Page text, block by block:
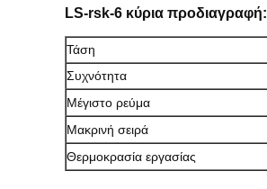
LS-rsk-6 κύρια προδιαγραφή:
Τάση
Συχνότητα
Μέγιστο ρεύμα
Μακρινή σειρά
Θερμοκρασία εργασίας